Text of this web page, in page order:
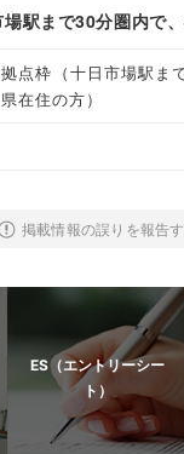
駅まで30分圏内で
点枠 （十日市場駅ま
在住の方）
掲載情報の誤りを報告
ES（エントリーシー
ト）